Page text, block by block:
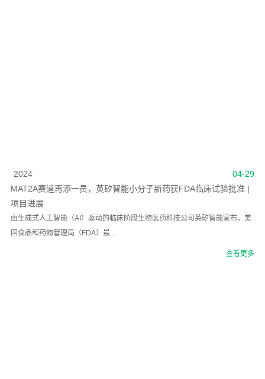
04-29
2024
MAT2A赛道再添一员，英矽智能小分子新药获FDA临床试验批准 |
项目进展
由生成式人工智能（AI）驱动的临床阶段生物医药科技公司英矽智能宣布，美
国食品和药物管理局（FDA）最...
查看更多